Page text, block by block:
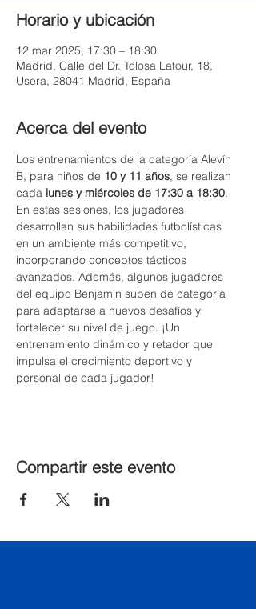
Horario y ubicación
12 mar 2025, 17:30 – 18:30
Madrid, Calle del Dr. Tolosa Latour, 18,
Usera, 28041 Madrid, España
Acerca del evento
Los entrenamientos de la categoría Alevín
B, para niños de 10 y 11 años, se realizan
cada lunes y miércoles de 17:30 a 18:30.
En estas sesiones, los jugadores
desarrollan sus habilidades futbolísticas
en un ambiente más competitivo,
incorporando conceptos tácticos
avanzados. Además, algunos jugadores
del equipo Benjamín suben de categoría
para adaptarse a nuevos desafíos y
fortalecer su nivel de juego. ¡Un
entrenamiento dinámico y retador que
impulsa el crecimiento deportivo y
personal de cada jugador!
Compartir este evento